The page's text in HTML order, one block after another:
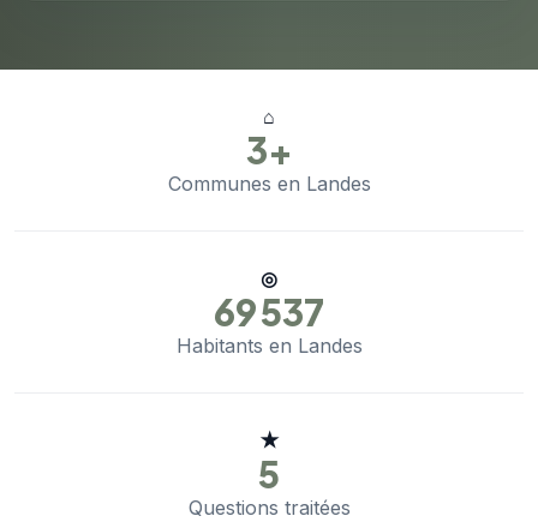
⌂
3+
Communes en Landes
◎
69 537
Habitants en Landes
★
5
Questions traitées